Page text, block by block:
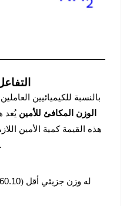
بالنسبة للكيميائيين
الوزن المكافئ للأمين يُعد
هذه القيمة كمية الأمين
مجموعة الإيبوكسي أو الحمض.
له وزن جزيئي أقل (60.10 جم/مول